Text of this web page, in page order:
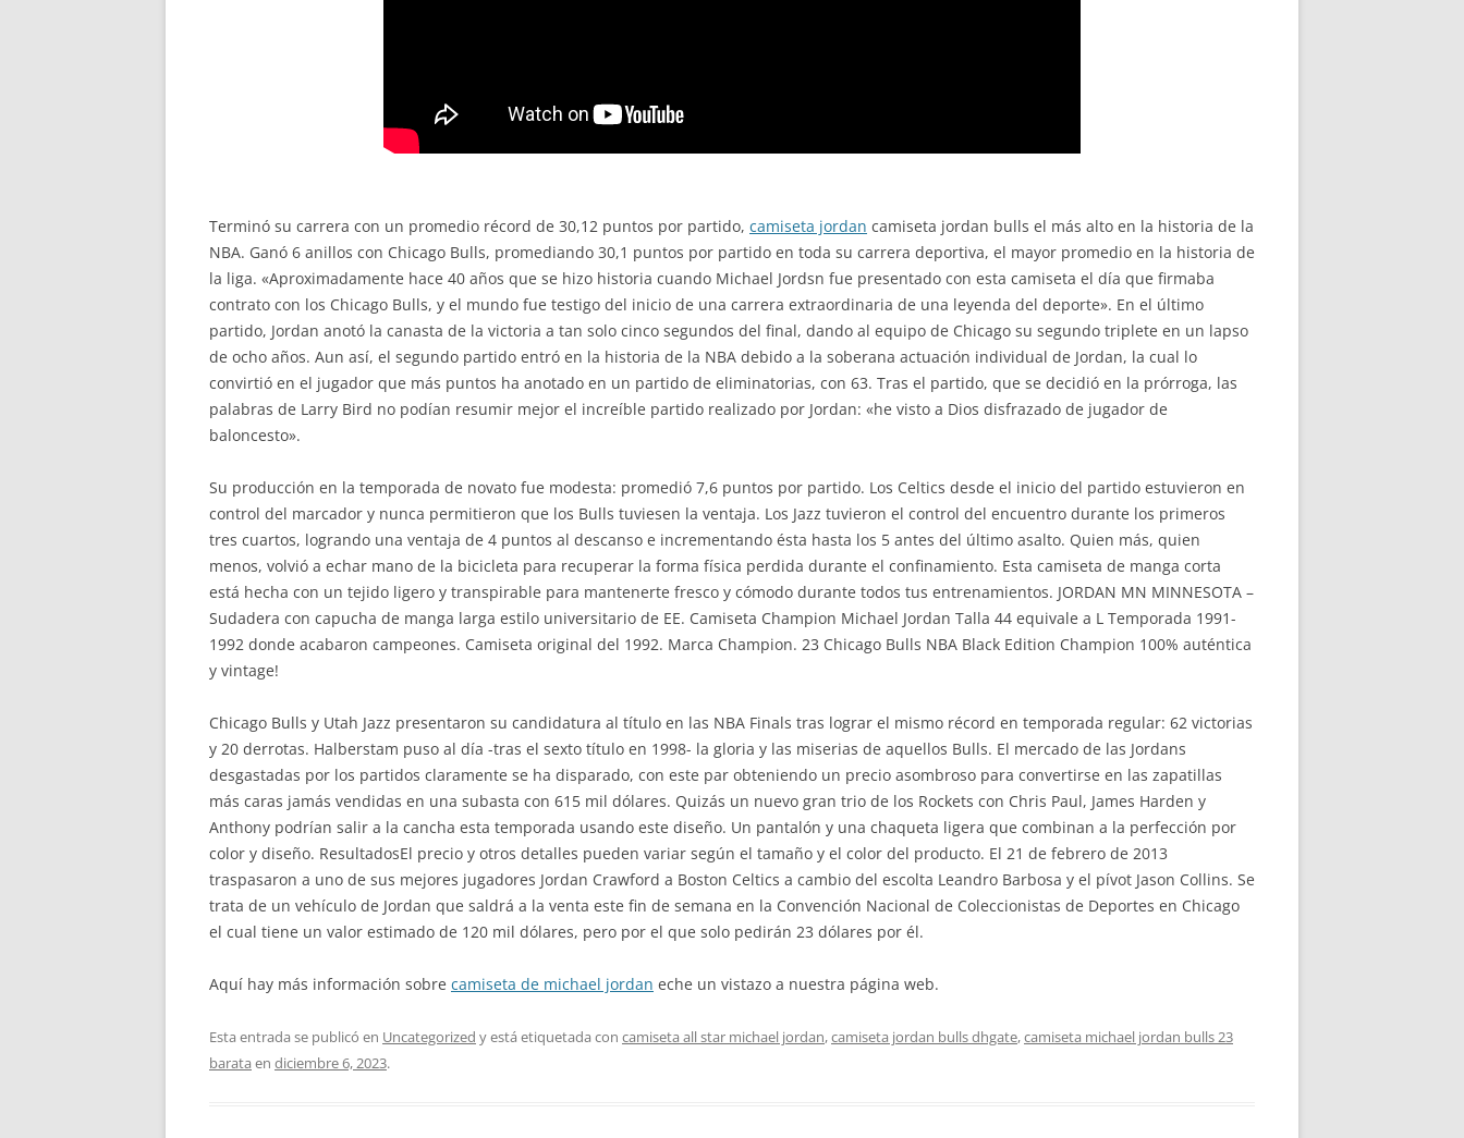
Terminó su carrera con un promedio récord de 30,12 puntos por partido, camiseta jordan camiseta jordan bulls el más alto en la historia de la
NBA. Ganó 6 anillos con Chicago Bulls, promediando 30,1 puntos por partido en toda su carrera deportiva, el mayor promedio en la historia de
la liga. «Aproximadamente hace 40 años que se hizo historia cuando Michael Jordsn fue presentado con esta camiseta el día que firmaba
contrato con los Chicago Bulls, y el mundo fue testigo del inicio de una carrera extraordinaria de una leyenda del deporte». En el último
partido, Jordan anotó la canasta de la victoria a tan solo cinco segundos del final, dando al equipo de Chicago su segundo triplete en un lapso
de ocho años. Aun así, el segundo partido entró en la historia de la NBA debido a la soberana actuación individual de Jordan, la cual lo
convirtió en el jugador que más puntos ha anotado en un partido de eliminatorias, con 63. Tras el partido, que se decidió en la prórroga, las
palabras de Larry Bird no podían resumir mejor el increíble partido realizado por Jordan: «he visto a Dios disfrazado de jugador de
baloncesto».
Su producción en la temporada de novato fue modesta: promedió 7,6 puntos por partido. Los Celtics desde el inicio del partido estuvieron en
control del marcador y nunca permitieron que los Bulls tuviesen la ventaja. Los Jazz tuvieron el control del encuentro durante los primeros
tres cuartos, logrando una ventaja de 4 puntos al descanso e incrementando ésta hasta los 5 antes del último asalto. Quien más, quien
menos, volvió a echar mano de la bicicleta para recuperar la forma física perdida durante el confinamiento. Esta camiseta de manga corta
está hecha con un tejido ligero y transpirable para mantenerte fresco y cómodo durante todos tus entrenamientos. JORDAN MN MINNESOTA –
Sudadera con capucha de manga larga estilo universitario de EE. Camiseta Champion Michael Jordan Talla 44 equivale a L Temporada 1991-
1992 donde acabaron campeones. Camiseta original del 1992. Marca Champion. 23 Chicago Bulls NBA Black Edition Champion 100% auténtica
y vintage!
Chicago Bulls y Utah Jazz presentaron su candidatura al título en las NBA Finals tras lograr el mismo récord en temporada regular: 62 victorias
y 20 derrotas. Halberstam puso al día -tras el sexto título en 1998- la gloria y las miserias de aquellos Bulls. El mercado de las Jordans
desgastadas por los partidos claramente se ha disparado, con este par obteniendo un precio asombroso para convertirse en las zapatillas
más caras jamás vendidas en una subasta con 615 mil dólares. Quizás un nuevo gran trio de los Rockets con Chris Paul, James Harden y
Anthony podrían salir a la cancha esta temporada usando este diseño. Un pantalón y una chaqueta ligera que combinan a la perfección por
color y diseño. ResultadosEl precio y otros detalles pueden variar según el tamaño y el color del producto. El 21 de febrero de 2013
traspasaron a uno de sus mejores jugadores Jordan Crawford a Boston Celtics a cambio del escolta Leandro Barbosa y el pívot Jason Collins. Se
trata de un vehículo de Jordan que saldrá a la venta este fin de semana en la Convención Nacional de Coleccionistas de Deportes en Chicago
el cual tiene un valor estimado de 120 mil dólares, pero por el que solo pedirán 23 dólares por él.
Aquí hay más información sobre camiseta de michael jordan eche un vistazo a nuestra página web.
Esta entrada se publicó en Uncategorized y está etiquetada con camiseta all star michael jordan,camiseta jordan bulls dhgate,camiseta michael jordan bulls 23
barata en diciembre 6, 2023.